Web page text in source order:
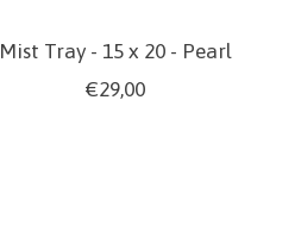
Mist Tray - 15 x 20 - Pearl
€29,00